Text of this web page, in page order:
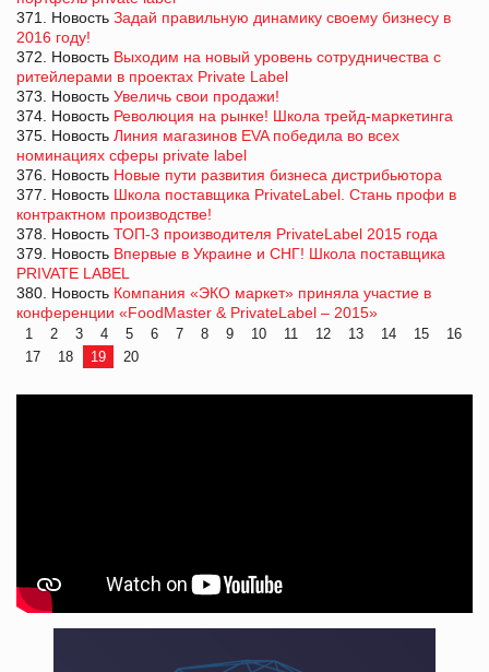
371. Новость Задай правильную динамику своему бизнесу в
2016 году!
372. Новость Выходим на новый уровень сотрудничества с
ритейлерами в проектах Private Label
373. Новость Увеличь свои продажи!
374. Новость Революция на рынке! Школа трейд-маркетинга
375. Новость Линия магазинов EVA победила во всех
номинациях сферы private label
376. Новость Новые пути развития бизнеса дистрибьютора
377. Новость Школа поставщика PrivateLabel. Стань профи в
контрактном производстве!
378. Новость ТОП-3 производителя PrivateLabel 2015 года
379. Новость Впервые в Украине и СНГ! Школа поставщика
PRIVATE LABEL
380. Новость Компания «ЭКО маркет» приняла участие в
конференции «FoodMaster & PrivateLabel – 2015»
1 2 3 4 5 6 7 8 9 10 11 12 13 14 15
16
17
18 19 20